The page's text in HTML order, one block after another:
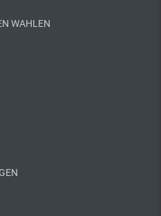
WAHLEN